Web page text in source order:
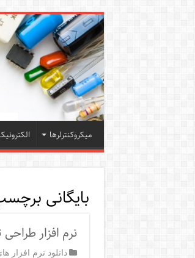
میکروکنترلرها
بایگانی
نرم افزار
دانلود نرم افزار